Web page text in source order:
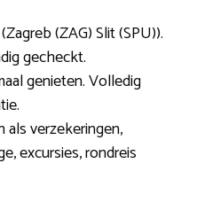
(ZAG) Slit (SPU)).
gecheckt.
genieten. Volledig
verzekeringen,
excursies, rondreis